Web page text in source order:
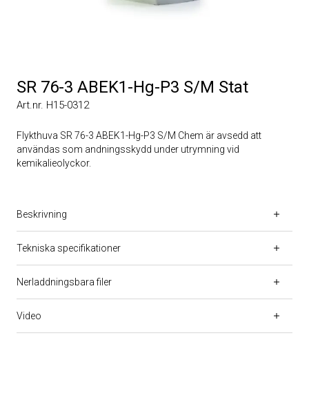
SR 76-3 ABEK1-Hg-P3 S/M Stat
Art.nr. H15-0312
Flykthuva SR 76-3 ABEK1-Hg-P3 S/M Chem är avsedd att
användas som andningsskydd under utrymning vid
kemikalieolyckor.
Beskrivning
Tekniska specifikationer
Nerladdningsbara filer
Video